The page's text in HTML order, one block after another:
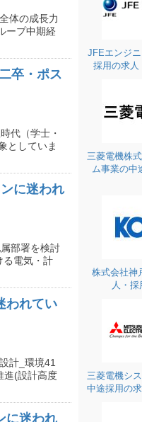
体の成長力
ープ中期経
卒・ポス
代（学士・
としていま
に迷われ
部署を検討
る電気・計
われてい
計_環境41
進(設計高度
に迷われ
JFEエンジ
採用の求人
三菱電機株
ム事業の中
株式会社神
人・採
三菱電機シ
中途採用の